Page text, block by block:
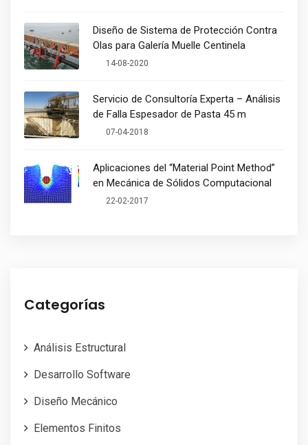
Diseño de Sistema de Protección Contra
Olas para Galería Muelle Centinela
14-08-2020
Servicio de Consultoría Experta – Análisis
de Falla Espesador de Pasta 45 m
07-04-2018
Aplicaciones del “Material Point Method”
en Mecánica de Sólidos Computacional
22-02-2017
Categorías
Análisis Estructural
Desarrollo Software
Diseño Mecánico
Elementos Finitos